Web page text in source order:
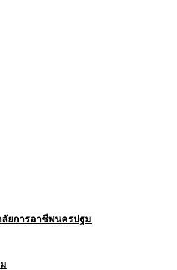
ยการอาชีพนครปฐม